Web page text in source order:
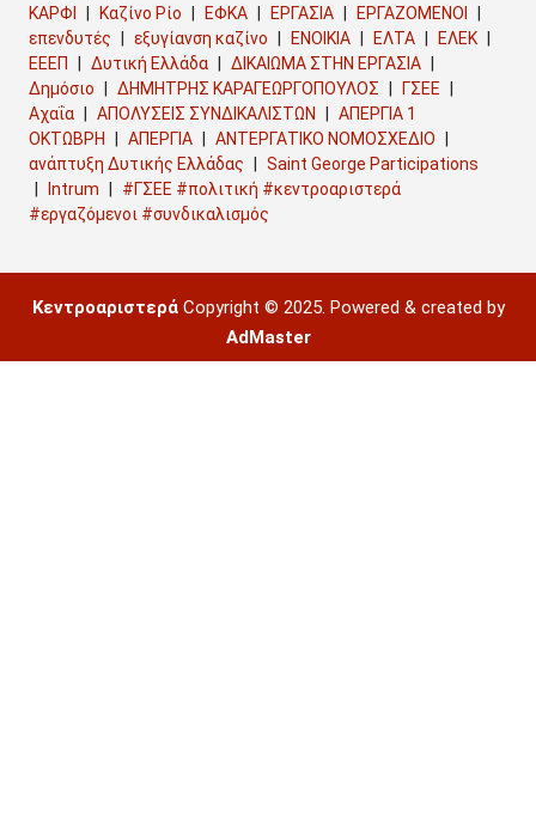
ΚΑΡΦΙ
Καζίνο Ρίο ΕΦΚΑ ΕΡΓΑΣΙΑ
ΕΡΓΑΖΟΜΕΝΟΙ
επενδυτές
εξυγίανση καζίνο ΕΝΟΙΚΙΑ ΕΛΤΑ
ΕΛΕΚ
ΕΕΕΠ
Δυτική Ελλάδα
ΔΙΚΑΙΩΜΑ ΣΤΗΝ ΕΡΓΑΣΙΑ
Δημόσιο
ΔΗΜΗΤΡΗΣ ΚΑΡΑΓΕΩΡΓΟΠΟΥΛΟΣ
ΓΣΕΕ
Αχαΐα
ΑΠΟΛΥΣΕΙΣ ΣΥΝΔΙΚΑΛΙΣΤΩΝ
ΑΠΕΡΓΙΑ 1
ΟΚΤΩΒΡΗ
ΑΠΕΡΓΙΑ
ΑΝΤΕΡΓΑΤΙΚΟ ΝΟΜΟΣΧΕΔΙΟ
ανάπτυξη Δυτικής Ελλάδας
Saint George Participations
Intrum
#ΓΣΕΕ #πολιτική #κεντροαριστερά
#εργαζόμενοι #συνδικαλισμός
ΚεντροαριστεράCopyright © 2025. Powered & created by
AdMaster